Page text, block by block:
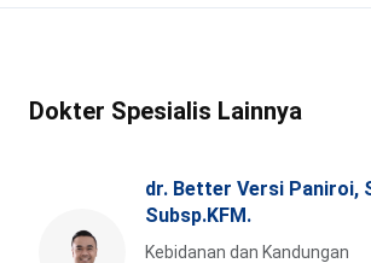
Dokter Spesialis Lainnya
dr. Better Versi Paniroi,
Subsp.KFM.
Kebidanan dan Kandungan